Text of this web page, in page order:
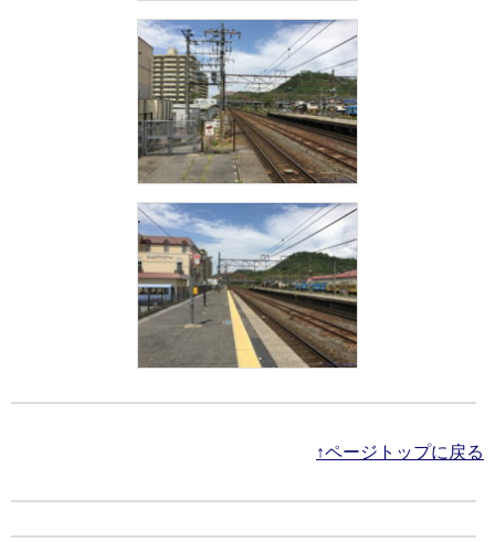
↑ページトップに戻る